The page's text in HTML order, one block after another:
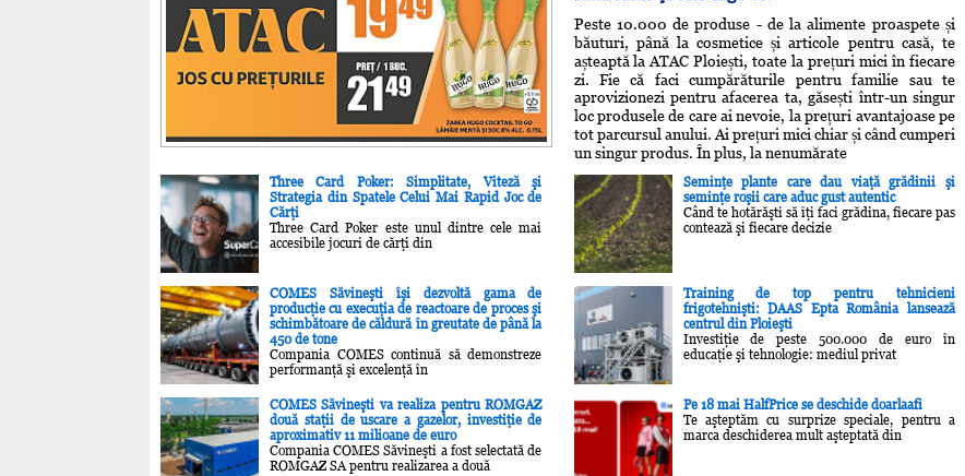
Peste 10.000 de produse - de la alimente proaspete și
băuturi, până la cosmetice și articole pentru casă, te
așteaptă la ATAC Ploiești, toate la prețuri mici în fiecare
zi. Fie că faci cumpărăturile pentru familie sau te
aprovizionezi pentru afacerea ta, găsești într-un singur
loc produsele de care ai nevoie, la prețuri avantajoase pe
tot parcursul anului. Ai prețuri mici chiar și când cumperi
un singur produs. În plus, la nenumărate
Three Card Poker: Simplitate, Viteză şi
Strategia din Spatele Celui Mai Rapid Joc de
Cărţi
Three Card Poker este unul dintre cele mai
accesibile jocuri de cărţi din
COMES Săvineşti îşi dezvoltă gama de
producţie cu execuţia de reactoare de proces şi
schimbătoare de căldură în greutate de până la
450 de tone
Compania COMES continuă să demonstreze
performanţă şi excelenţă în
COMES Săvineşti va realiza pentru ROMGAZ
două staţii de uscare a gazelor, investiţie de
aproximativ 11 milioane de euro
Compania COMES Săvineşti a fost selectată de
ROMGAZ SA pentru realizarea a două
Seminţe plante care dau viaţă grădinii şi
seminţe roşii care aduc gust autentic
Când te hotărăşti să îţi faci grădina, fiecare pas
contează şi fiecare decizie
Training de top pentru tehnicieni
frigotehnişti: DAAS Epta România lansează
centrul din Ploieşti
Investiţie de peste 500.000 de euro în
educaţie şi tehnologie: mediul privat
Pe 18 mai HalfPrice se deschide doarlaafi
Te aşteptăm cu surprize speciale, pentru a
marca deschiderea mult aşteptată din